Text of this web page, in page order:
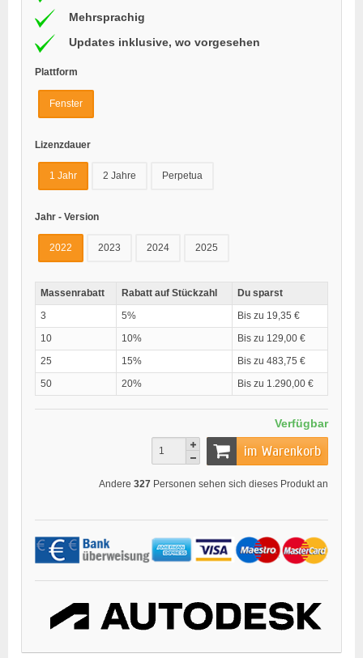
Mehrsprachig
Updates inklusive, wo vorgesehen
Plattform
Fenster
Lizenzdauer
1 Jahr 2 Jahre Perpetua
Jahr - Version
2022 2023 2024 2025
Massenrabatt Rabatt auf Stückzahl
Du sparst
3
5%
Bis zu 19,35 €
10
10%
Bis zu 129,00 €
25
15%
Bis zu 483,75 €
50
20% Bis zu 1.290,00 €
Verfügbar
im Warenkorb
Andere 327 Personen sehen sich dieses Produkt an